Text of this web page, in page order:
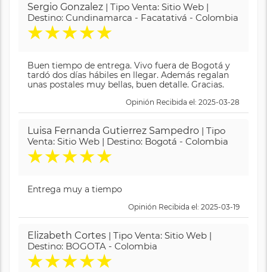
Sergio Gonzalez | Tipo Venta: Sitio Web |
Destino: Cundinamarca - Facatativá - Colombia
★★★★★
Buen tiempo de entrega. Vivo fuera de Bogotá y
tardó dos días hábiles en llegar. Además regalan
unas postales muy bellas, buen detalle. Gracias.
Opinión Recibida el: 2025-03-28
Luisa Fernanda Gutierrez Sampedro | Tipo
Venta: Sitio Web | Destino: Bogotá - Colombia
★★★★★
Entrega muy a tiempo
Opinión Recibida el: 2025-03-19
Elizabeth Cortes | Tipo Venta: Sitio Web |
Destino: BOGOTA - Colombia
★★★★★